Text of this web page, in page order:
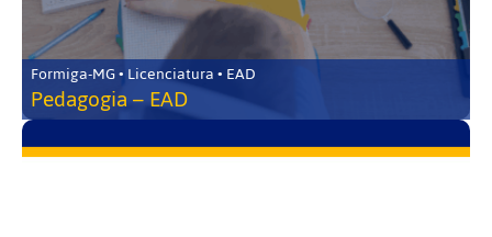
Formiga-MG • Licenciatura • EAD
Pedagogia – EAD